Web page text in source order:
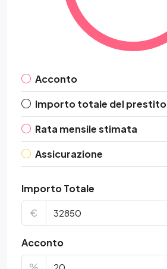
Acconto
Importo totale del prestito
Rata mensile stimata
Assicurazione
Importo Totale
€
Acconto